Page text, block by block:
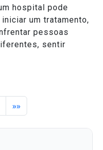
hospital pode
um tratamento,
pessoas
sentir
»»